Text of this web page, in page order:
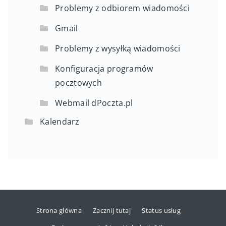
Problemy z odbiorem wiadomości
Gmail
Problemy z wysyłką wiadomości
Konfiguracja programów
pocztowych
Webmail dPoczta.pl
Kalendarz
Strona główna Zacznij tutaj
Status usług